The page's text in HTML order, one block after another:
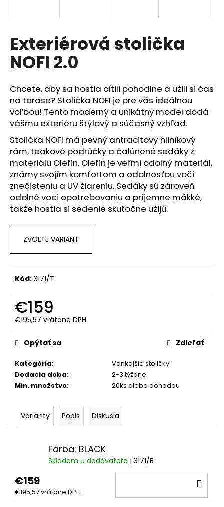
Exteriérová stolička
NOFI 2.0
Chcete, aby sa hostia cítili pohodlne a užili si čas
na terase? Stolička NOFI je pre vás ideálnou
voľbou! Tento moderný a unikátny model dodá
vášmu exteriéru štýlový a súčasný vzhľad.
Stolička NOFI má pevný antracitový hliníkový
rám, teakové podrúčky a čalúnené sedáky z
materiálu Olefin. Olefin je veľmi odolný materiál,
známy svojím komfortom a odolnosťou voči
znečisteniu a UV žiareniu. Sedáky sú zároveň
odolné voči opotrebovaniu a príjemne mäkké,
takže hostia si sedenie skutočne užijú.
ZVOĽTE VARIANT
Kód: 3171/T
€159
€195,57 vrátane DPH
Jednotková
cena:
Kategória:
Vonkajšie stoličky
Dodacia doba:
2-3 týždne
Min. množstvo: 20ks alebo dohodou
Opýtať sa Zdieľať
Varianty Popis Diskusia
Farba: BLACK
Skladom u dodávateľa | 3171/B
€159
€195,57 vrátane DPH
s
ť
?
HĽADAŤ
O
d
p
o
r
ú
č
e